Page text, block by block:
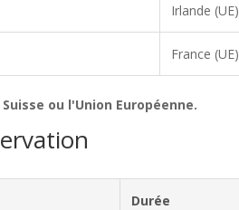
Irlande (UE)
France (UE)
ou l'Union Européenne.
Durée